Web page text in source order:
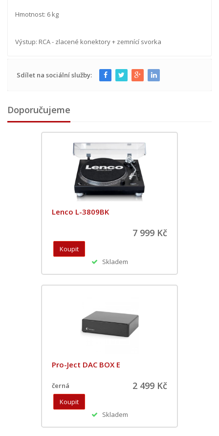
Hmotnost: 6 kg
Výstup: RCA - zlacené konektory + zemnící svorka
Sdílet na sociální služby:
Doporučujeme
Lenco L-3809BK
7 999 Kč
Skladem
Pro-Ject DAC BOX E
černá 2 499 Kč
Skladem